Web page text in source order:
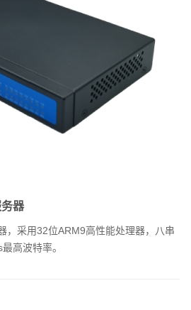
器
，采用32位ARM9高性能处理器，八串
高波特率。